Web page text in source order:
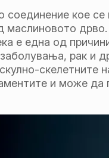
соединение кое
маслиновото
е една од
рак и
скелетните
и може